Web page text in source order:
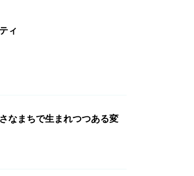
ィ
なまちで生まれつつある変